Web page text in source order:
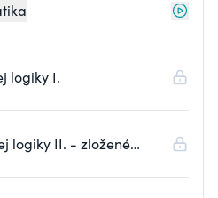
logiky I.
logiky II. - zložené